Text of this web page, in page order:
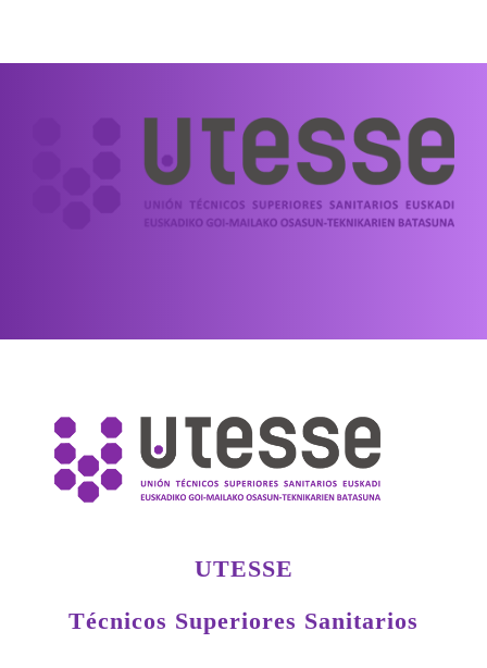
UTESSE
Técnicos Superiores Sanitarios